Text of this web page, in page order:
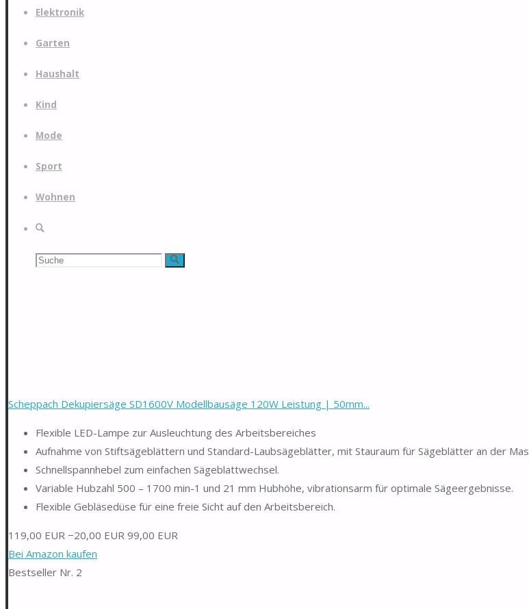
Elektronik
Garten
Haushalt
Kind
Mode
Sport
Wohnen
Suchen Suche
Scheppach Dekupiersäge SD1600V Modellbausäge 120W Leistung | 50mm...
Flexible LED-Lampe zur Ausleuchtung des Arbeitsbereiches
Aufnahme von Stiftsägeblättern und Standard-Laubsägeblätter, mit Stauraum für Sägeblätter an der
Schnellspannhebel zum einfachen Sägeblattwechsel.
Variable Hubzahl 500 – 1700 min-1 und 21 mm Hubhöhe, vibrationsarm für optimale Sägeergebnisse.
Flexible Gebläsedüse für eine freie Sicht auf den Arbeitsbereich.
119,00 EUR −20,00 EUR 99,00 EUR
Bei Amazon kaufen
Bestseller Nr. 2